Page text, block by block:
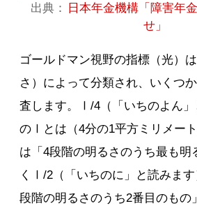
出典：
日本年金機構「障害年
せ」
ゴールドマン視野の指標（光）
さ）によって分類され、いくつ
査します。Ⅰ/4（「いちのよん
のⅠとは（4分の1平方ミリメー
は「4段階の明るさのうち最も明
くⅠ/2（「いちのに」と読みま
段階の明るさのうち2番目のもの